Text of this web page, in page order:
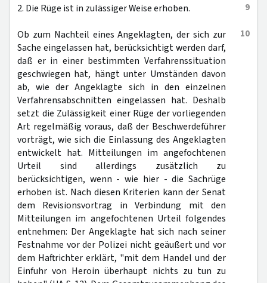
9
2. Die Rüge ist in zulässiger Weise erhoben.
10
Ob zum Nachteil eines Angeklagten, der sich zur
Sache eingelassen hat, berücksichtigt werden darf,
daß er in einer bestimmten Verfahrenssituation
geschwiegen hat, hängt unter Umständen davon
ab, wie der Angeklagte sich in den einzelnen
Verfahrensabschnitten eingelassen hat. Deshalb
setzt die Zulässigkeit einer Rüge der vorliegenden
Art regelmäßig voraus, daß der Beschwerdeführer
vorträgt, wie sich die Einlassung des Angeklagten
entwickelt hat. Mitteilungen im angefochtenen
Urteil sind allerdings zusätzlich zu
berücksichtigen, wenn - wie hier - die Sachrüge
erhoben ist. Nach diesen Kriterien kann der Senat
dem Revisionsvortrag in Verbindung mit den
Mitteilungen im angefochtenen Urteil folgendes
entnehmen: Der Angeklagte hat sich nach seiner
Festnahme vor der Polizei nicht geäußert und vor
dem Haftrichter erklärt, "mit dem Handel und der
Einfuhr von Heroin überhaupt nichts zu tun zu